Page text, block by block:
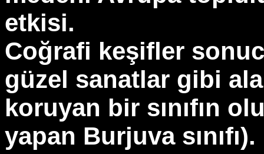
etkisi.
Coğrafi keşifler
güzel sanatlar gibi
koruyan bir sınıfın
yapan Burjuva sınıfı).